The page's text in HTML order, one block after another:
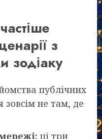
з
зодіаку
публічних
зовсім не там, де
ці три